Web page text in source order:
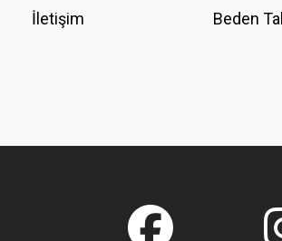
İletişim
Beden